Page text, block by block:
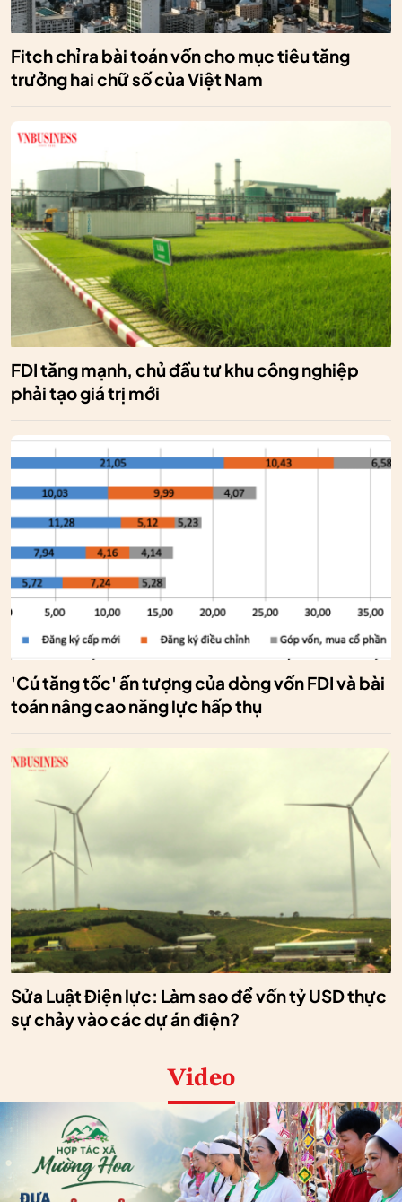
Fitch chỉ ra bài toán vốn cho mục tiêu tăng
trưởng hai chữ số của Việt Nam
FDI tăng mạnh, chủ đầu tư khu công nghiệp
phải tạo giá trị mới
'Cú tăng tốc' ấn tượng của dòng vốn FDI và bài
toán nâng cao năng lực hấp thụ
Sửa Luật Điện lực: Làm sao để vốn tỷ USD thực
sự chảy vào các dự án điện?
Video